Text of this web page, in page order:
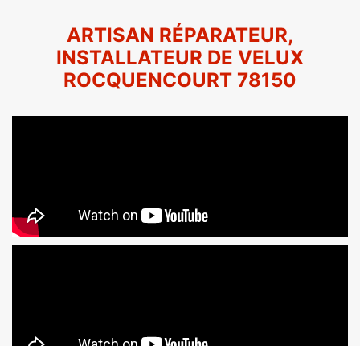
ARTISAN RÉPARATEUR,
INSTALLATEUR DE VELUX
ROCQUENCOURT 78150